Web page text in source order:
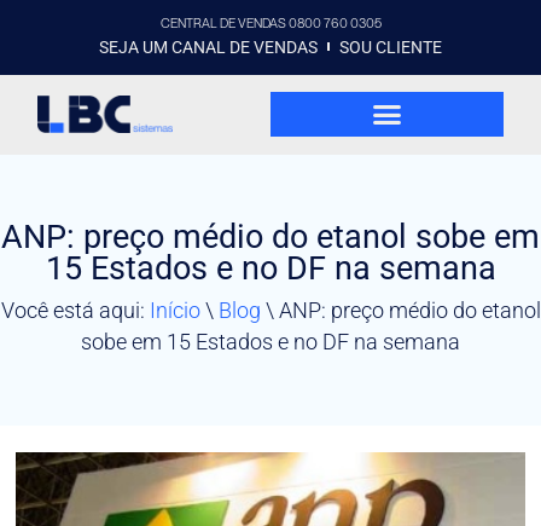
CENTRAL DE VENDAS 0800 760 0305
SEJA UM CANAL DE VENDAS SOU CLIENTE
ANP: preço médio do etanol sobe em
15 Estados e no DF na semana
Você está aqui: Início\ Blog \ ANP: preço médio do etanol
sobe em 15 Estados e no DF na semana